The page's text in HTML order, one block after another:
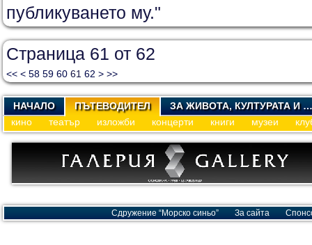
публикуването му."
Страница 61 от 62
<< < 58 59 60 61 62 > >>
НАЧАЛО ПЪТЕВОДИТЕЛ
ЗА ЖИВОТА, КУЛТУРАТА И …
кино
театър изложби концерти книги музеи
Сдружение “Морско синьо” За сайта